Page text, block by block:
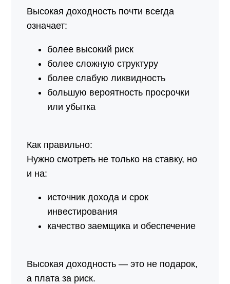
Высокая доходность почти всегда
означает:
более высокий риск
более сложную структуру
более слабую ликвидность
большую вероятность просрочки
или убытка
Как правильно:
Нужно смотреть не только на ставку, но
и на:
источник дохода и срок
инвестирования
качество заемщика и обеспечение
Высокая доходность — это не подарок,
а плата за риск.